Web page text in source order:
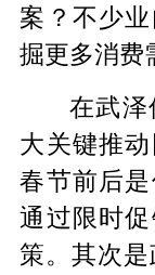
案？不少
掘更多消费
在武
大关键推
春节前后
通过限时
策。其次